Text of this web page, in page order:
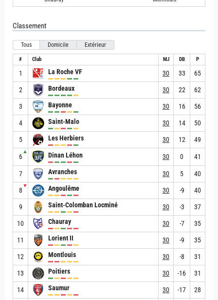
Classement
Tous Domicile Extérieur
# Club MJ DB P
1 La Roche VF 30 33 65
2 Bordeaux 30 22 62
3 Bayonne 30 16 56
4 Saint-Malo 30 14 50
5 Les Herbiers 30 12 49
6
▲ Dinan Léhon 30 0 41
7 Avranches 30 5 40
8
▼ Angoulême 30 -9 40
9 Saint-Colomban Locminé 30 -3 37
10 Chauray 30 -7 35
11 Lorient II 30 -9 35
12 Montlouis 30 -8 31
13 Poitiers 30 -16 31
14 Saumur 30 -17 28